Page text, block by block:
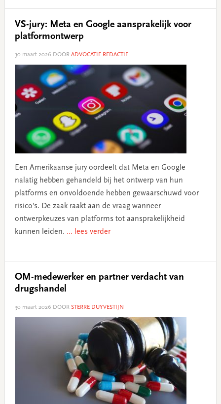
VS-jury: Meta en Google aansprakelijk voor
platformontwerp
30 maart 2026 DOOR ADVOCATIE REDACTIE
Een Amerikaanse jury oordeelt dat Meta en Google
nalatig hebben gehandeld bij het ontwerp van hun
platforms en onvoldoende hebben gewaarschuwd voor
risico’s. De zaak raakt aan de vraag wanneer
ontwerpkeuzes van platforms tot aansprakelijkheid
kunnen leiden. ... lees verder
OM-medewerker en partner verdacht van
drugshandel
30 maart 2026 DOOR STERRE DUYVESTIJN